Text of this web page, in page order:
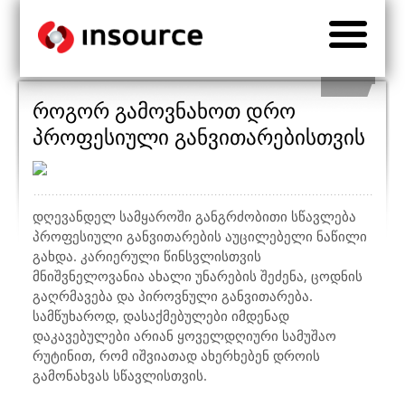
როგორ გამოვნახოთ დრო
პროფესიული განვითარებისთვის
დღევანდელ სამყაროში განგრძობითი სწავლება
პროფესიული განვითარების აუცილებელი ნაწილი
გახდა. კარიერული წინსვლისთვის
მნიშვნელოვანია ახალი უნარების შეძენა, ცოდნის
გაღრმავება და პიროვნული განვითარება.
სამწუხაროდ, დასაქმებულები იმდენად
დაკავებულები არიან ყოველდღიური სამუშაო
რუტინით, რომ იშვიათად ახერხებენ დროის
გამონახვას სწავლისთვის.